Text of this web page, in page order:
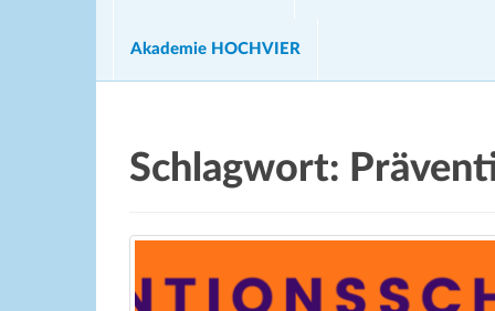
Akademie HOCHVIER
Schlagwort: